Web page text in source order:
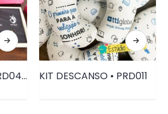
CAIXA INFINITO • PRD044 KIT DESCANSO • PRD011